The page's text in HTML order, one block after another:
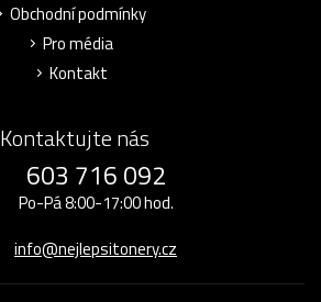
Obchodní podmínky
Pro média
Kontakt
Kontaktujte nás
603 716 092
Po-Pá 8:00-17:00 hod.
info@nejlepsitonery.cz